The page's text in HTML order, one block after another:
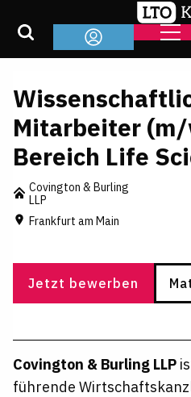
Mitarbeiter
Bereich Life
Covington & Burling
LLP
Frankfurt am Main
Jetzt bewerben
Covington & Burling LLP
führende